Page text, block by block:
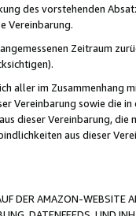
des vorstehenden
Vereinbarung.
Zeitraum
aller im Zusammenhang
Vereinbarung sowie die
dieser Vereinbarung, die
aus dieser
DER AMAZON-WEBSITE